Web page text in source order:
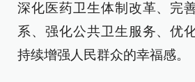
深化医药卫生体制改革、完
系、强化公共卫生服务、优
持续增强人民群众的幸福感。